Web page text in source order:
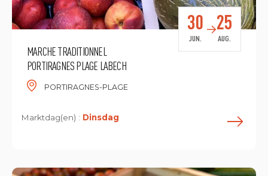
MARCHE TRADITIONNEL
PORTIRAGNES PLAGE LABECH
PORTIRAGNES-PLAGE
30
JUN.
25
AUG.
Marktdag(en) : Dinsdag